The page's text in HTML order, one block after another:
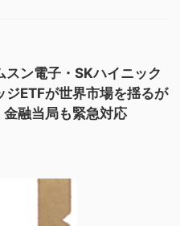
スン電子・SKハイニック
ジETFが世界市場を揺るが
融当局も緊急対応